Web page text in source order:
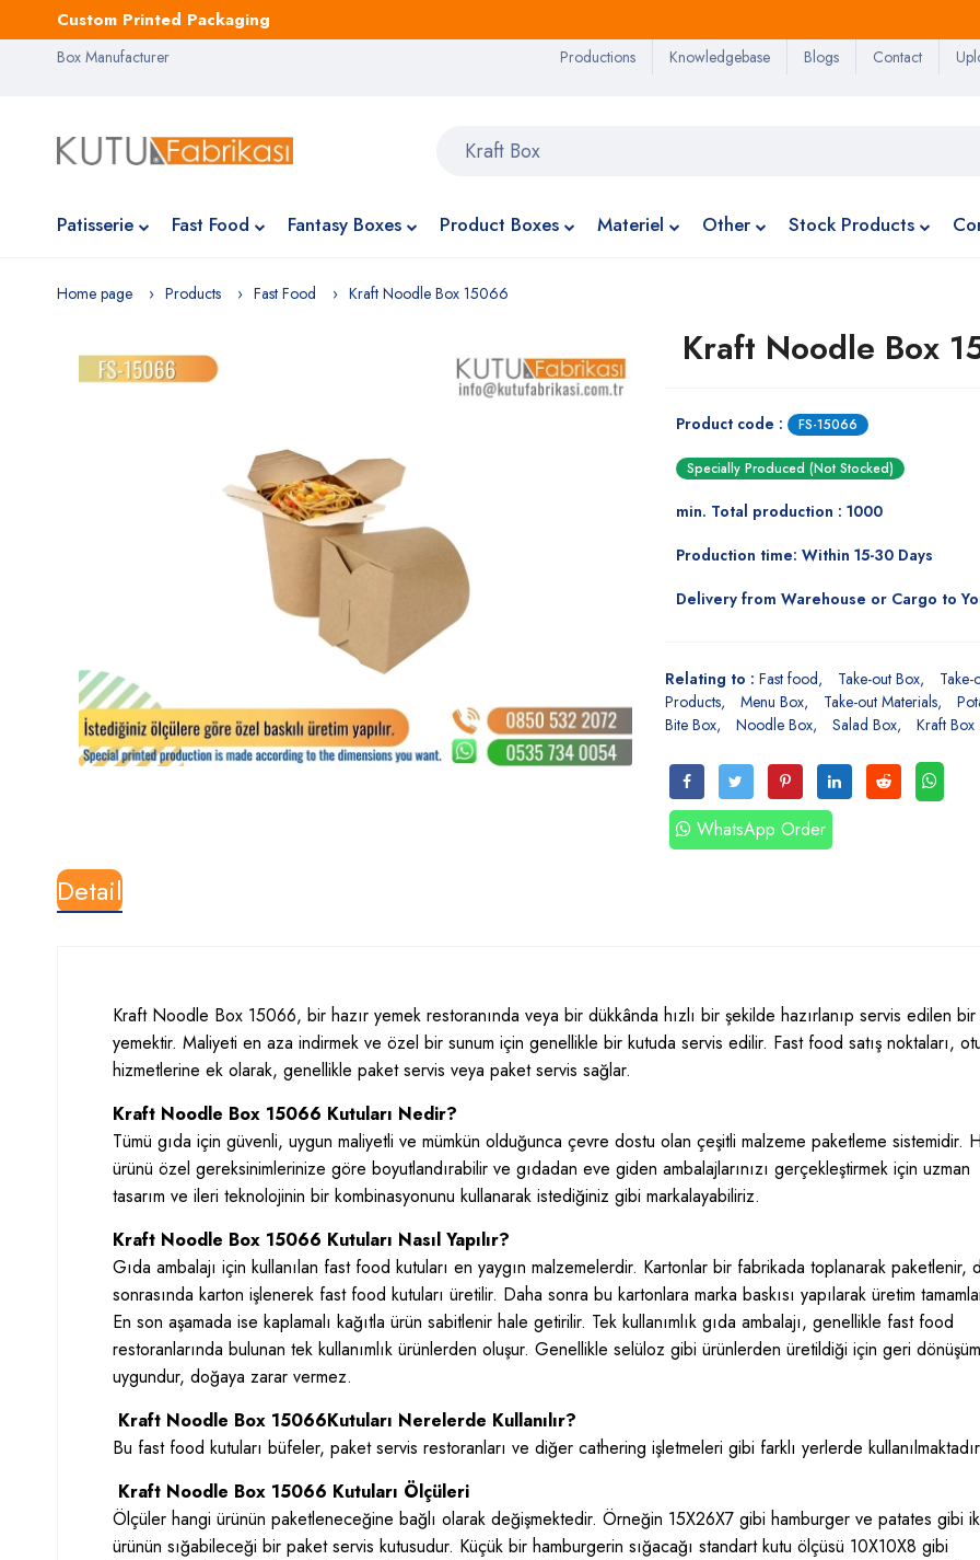
Custom Printed Packaging
Box Manufacturer Productions Knowledgebase Blogs Contact
Patisserie Fast Food Fantasy Boxes Product Boxes Materiel Other Stock Products
Home page Products Fast Food Kraft Noodle Box 15066
Kraft Noodle Box
Product code : FS-15066
Specially Produced (Not Stocked)
min. Total production : 1000
Production time: Within 15-30 Days
Delivery from Warehouse or Cargo to
Relating to : Fast food Take-out Box
Take-
Products
Menu Box Take-out Materials
Bite Box
Noodle Box Salad Box Kraft Box
WhatsApp Order
Detail
Kraft Noodle Box 15066, bir hazır yemek restoranında veya bir dükkânda hızlı bir şekilde hazırlanıp servis edilen bir
yemektir. Maliyeti en aza indirmek ve özel bir sunum için genellikle bir kutuda servis edilir. Fast food satış noktaları,
hizmetlerine ek olarak, genellikle paket servis veya paket servis sağlar.
Kraft Noodle Box 15066 Kutuları Nedir?
Tümü gıda için güvenli, uygun maliyetli ve mümkün olduğunca çevre dostu olan çeşitli malzeme paketleme sistemidir.
ürünü özel gereksinimlerinize göre boyutlandırabilir ve gıdadan eve giden ambalajlarınızı gerçekleştirmek için uzman
tasarım ve ileri teknolojinin bir kombinasyonunu kullanarak istediğiniz gibi markalayabiliriz.
Kraft Noodle Box 15066 Kutuları Nasıl Yapılır?
Gıda ambalajı için kullanılan fast food kutuları en yaygın malzemelerdir. Kartonlar bir fabrikada toplanarak paketlenir,
sonrasında karton işlenerek fast food kutuları üretilir. Daha sonra bu kartonlara marka baskısı yapılarak üretim
En son aşamada ise kaplamalı kağıtla ürün sabitlenir hale getirilir. Tek kullanımlık gıda ambalajı, genellikle fast food
restoranlarında bulunan tek kullanımlık ürünlerden oluşur. Genellikle selüloz gibi ürünlerden üretildiği için geri
uygundur, doğaya zarar vermez.
Kraft Noodle Box 15066Kutuları Nerelerde Kullanılır?
Bu fast food kutuları büfeler, paket servis restoranları ve diğer cathering işletmeleri gibi farklı yerlerde
Kraft Noodle Box 15066 Kutuları Ölçüleri
Ölçüler hangi ürünün paketleneceğine bağlı olarak değişmektedir. Örneğin 15X26X7 gibi hamburger ve patates gibi
ürünün sığabileceği bir paket servis kutusudur. Küçük bir hamburgerin sığacağı standart kutu ölçüsü 10X10X8 gibi